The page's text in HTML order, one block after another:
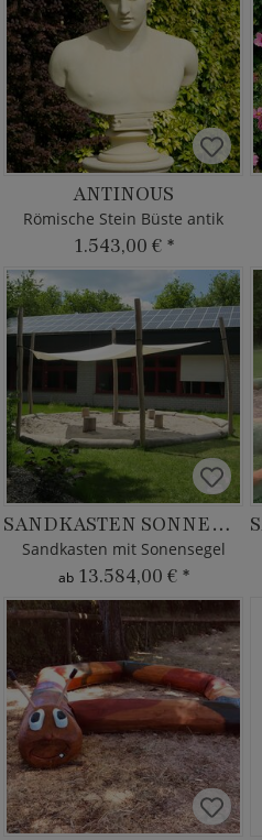
ANTINOUS
Römische Stein Büste antik
1.543,00 € *
SANDKASTEN SONNENSEGEL
Sandkasten mit Sonensegel
ab 13.584,00 € *